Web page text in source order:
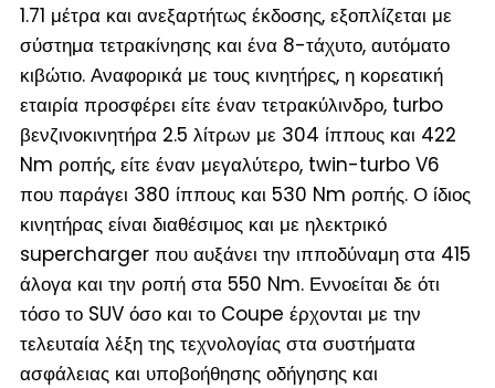
1.71 μέτρα και ανεξαρτήτως έκδοσης, εξοπλίζεται με
σύστημα τετρακίνησης και ένα 8-τάχυτο, αυτόματο
κιβώτιο. Αναφορικά με τους κινητήρες, η κορεατική
εταιρία προσφέρει είτε έναν τετρακύλινδρο, turbo
βενζινοκινητήρα 2.5 λίτρων με 304 ίππους και 422
Nm ροπής, είτε έναν μεγαλύτερο, twin-turbo V6
που παράγει 380 ίππους και 530 Nm ροπής. Ο ίδιος
κινητήρας είναι διαθέσιμος και με ηλεκτρικό
supercharger που αυξάνει την ιπποδύναμη στα 415
άλογα και την ροπή στα 550 Nm. Εννοείται δε ότι
τόσο το SUV όσο και το Coupe έρχονται με την
τελευταία λέξη της τεχνολογίας στα συστήματα
ασφάλειας και υποβοήθησης οδήγησης και